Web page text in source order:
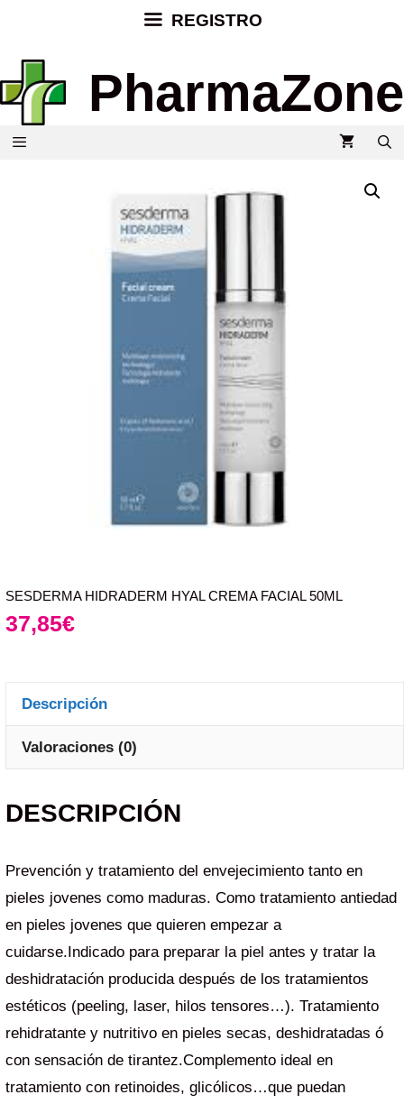
REGISTRO
PharmaZone
SESDERMA HIDRADERM HYAL CREMA FACIAL 50ML
37,85€
Descripción
Valoraciones (0)
DESCRIPCIÓN
Prevención y tratamiento del envejecimiento tanto en
pieles jovenes como maduras. Como tratamiento antiedad
en pieles jovenes que quieren empezar a
cuidarse.Indicado para preparar la piel antes y tratar la
deshidratación producida después de los tratamientos
estéticos (peeling, laser, hilos tensores…). Tratamiento
rehidratante y nutritivo en pieles secas, deshidratadas ó
con sensación de tirantez.Complemento ideal en
tratamiento con retinoides, glicólicos…que puedan